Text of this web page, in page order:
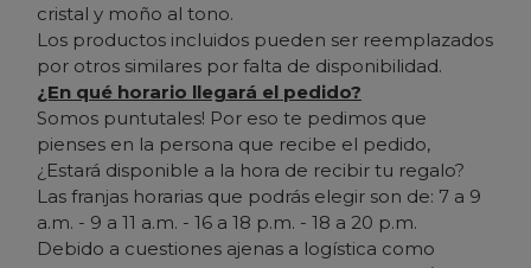
cristal y moño al tono.
Los productos incluidos pueden ser reemplazados
por otros similares por falta de disponibilidad.
¿En qué horario llegará el pedido?
Somos puntutales! Por eso te pedimos que
pienses en la persona que recibe el pedido,
¿Estará disponible a la hora de recibir tu regalo?
Las franjas horarias que podrás elegir son de: 7 a 9
a.m. - 9 a 11 a.m. - 16 a 18 p.m. - 18 a 20 p.m.
Debido a cuestiones ajenas a logística como